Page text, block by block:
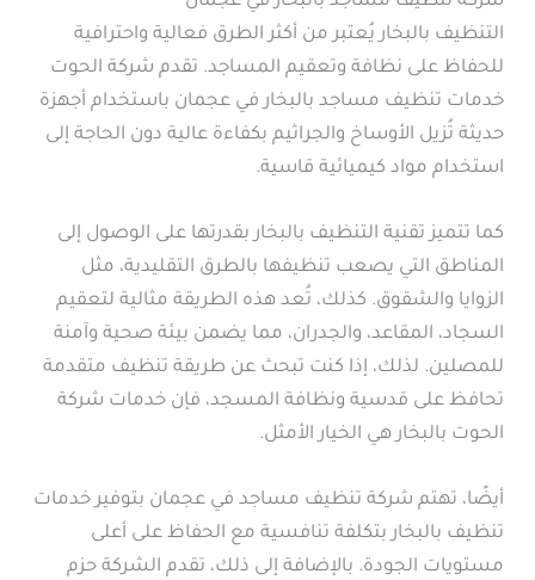
التنظيف بالبخار يُعتبر من أكثر الطرق فعالية واحترافية
للحفاظ على نظافة وتعقيم المساجد. تقدم شركة الحوت
خدمات تنظيف مساجد بالبخار في عجمان باستخدام أجهزة
حديثة تُزيل الأوساخ والجراثيم بكفاءة عالية دون الحاجة إلى
استخدام مواد كيميائية قاسية.
كما تتميز تقنية التنظيف بالبخار بقدرتها على الوصول إلى
المناطق التي يصعب تنظيفها بالطرق التقليدية، مثل
الزوايا والشقوق. كذلك، تُعد هذه الطريقة مثالية لتعقيم
السجاد، المقاعد، والجدران، مما يضمن بيئة صحية وآمنة
للمصلين. لذلك، إذا كنت تبحث عن طريقة تنظيف متقدمة
تحافظ على قدسية ونظافة المسجد، فإن خدمات شركة
الحوت بالبخار هي الخيار الأمثل.
أيضًا، تهتم شركة تنظيف مساجد في عجمان بتوفير خدمات
تنظيف بالبخار بتكلفة تنافسية مع الحفاظ على أعلى
مستويات الجودة. بالإضافة إلى ذلك، تقدم الشركة حزم